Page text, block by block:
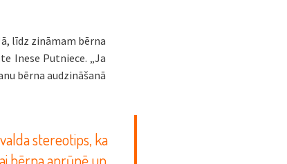
līdz zināmam bērna
Inese Putniece. „Ja
bērna audzināšanā
stereotips, ka
bērna aprūpē un